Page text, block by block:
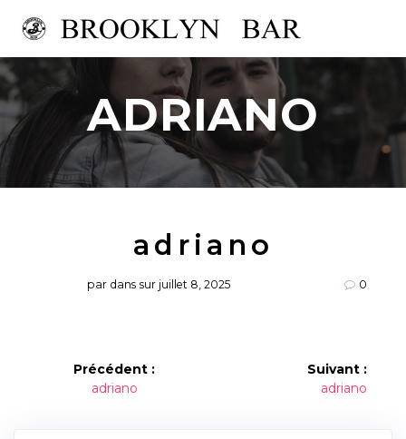
au
ADRIANO
adriano
par dans sur juillet 8, 2025 0
Navigation
Précédent :
Article
adriano
Suivant :
Article
adriano